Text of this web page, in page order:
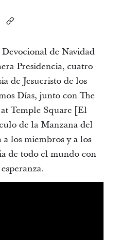
de Navidad
Presidencia, cuatro
de Jesucristo de los
Días, junto con The
Temple Square [El
de la Manzana del
los miembros y a los
de todo el mundo con